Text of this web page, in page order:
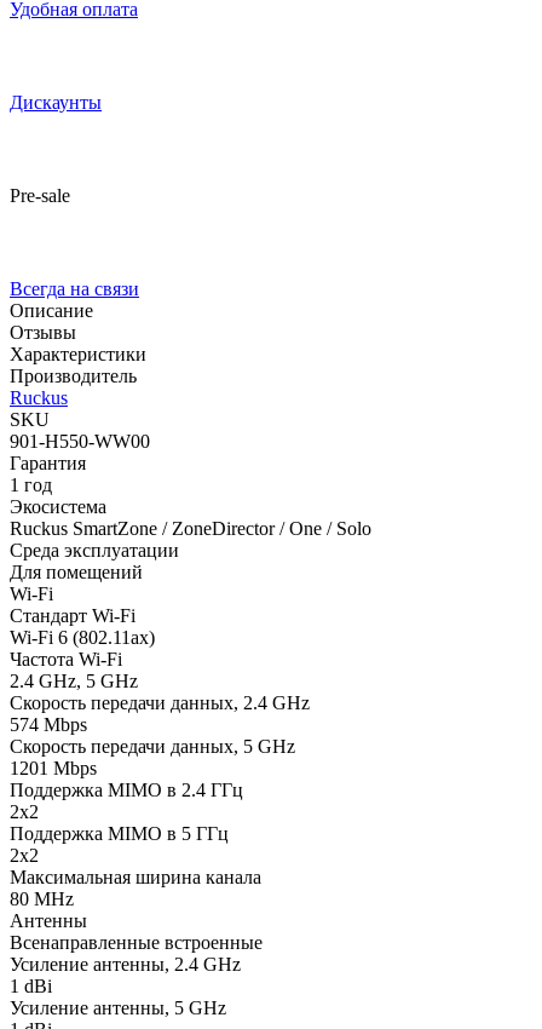
Удобная оплата
Дискаунты
Pre-sale
Всегда на связи
Описание
Отзывы
Характеристики
Производитель
Ruckus
SKU
901-H550-WW00
Гарантия
1 год
Экосистема
Ruckus SmartZone / ZoneDirector / One / Solo
Среда эксплуатации
Для помещений
Wi-Fi
Стандарт Wi-Fi
Wi-Fi 6 (802.11ax)
Частота Wi-Fi
2.4 GHz, 5 GHz
Скорость передачи данных, 2.4 GHz
574 Mbps
Скорость передачи данных, 5 GHz
1201 Mbps
Поддержка MIMO в 2.4 ГГц
2x2
Поддержка MIMO в 5 ГГц
2x2
Максимальная ширина канала
80 MHz
Антенны
Всенаправленные встроенные
Усиление антенны, 2.4 GHz
1 dBi
Усиление антенны, 5 GHz